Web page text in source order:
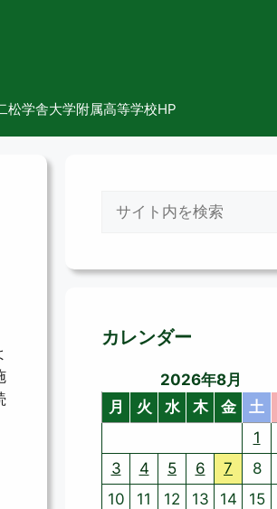
松学舎大学附属高等学校HP
カレンダー
2026年8月
月
火 水 木 金 土
1
3
4 5 6 7 8
10
11 12 13 14 15